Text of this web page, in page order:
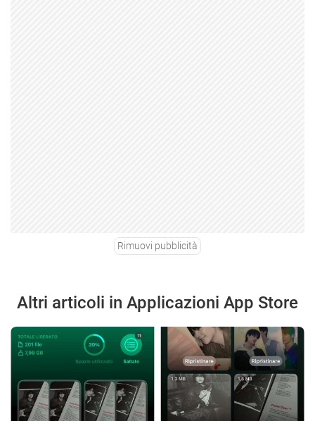
Rimuovi pubblicità
Altri articoli in Applicazioni App Store